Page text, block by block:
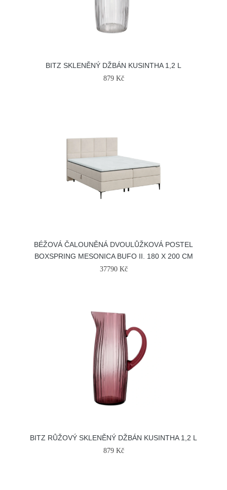
BITZ SKLENĚNÝ DŽBÁN KUSINTHA 1,2 L
879 Kč
BÉŽOVÁ ČALOUNĚNÁ DVOULŮŽKOVÁ POSTEL
BOXSPRING MESONICA BUFO II. 180 X 200 CM
37790 Kč
BITZ RŮŽOVÝ SKLENĚNÝ DŽBÁN KUSINTHA 1,2 L
879 Kč